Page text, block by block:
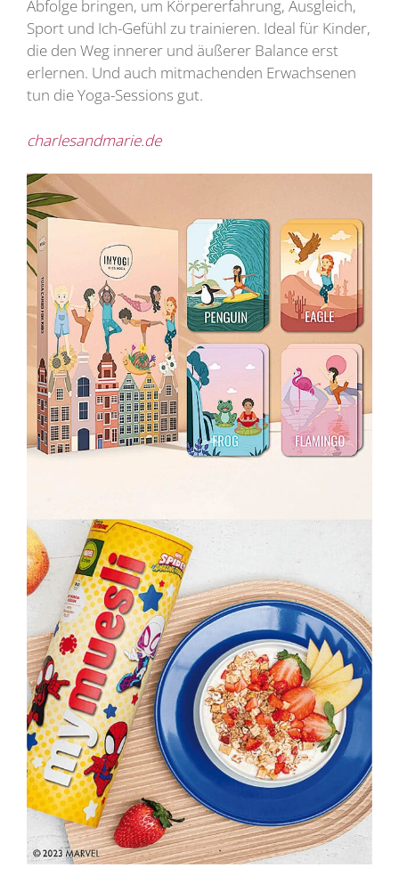
Abfolge bringen, um Körpererfahrung, Ausgleich,
Sport und Ich-Gefühl zu trainieren. Ideal für Kinder,
die den Weg innerer und äußerer Balance erst
erlernen. Und auch mitmachenden Erwachsenen
tun die Yoga-Sessions gut.
charlesandmarie.de